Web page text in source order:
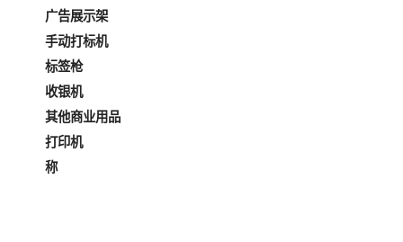
广告展示架
手动打标机
标签枪
收银机
其他商业用品
打印机
称